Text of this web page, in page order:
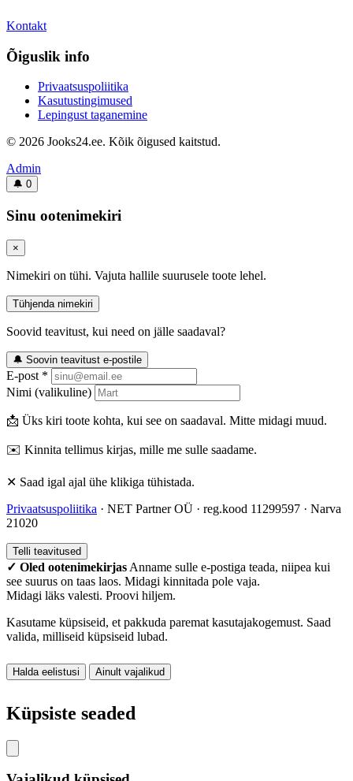
Kontakt
Õiguslik info
Privaatsuspoliitika
Kasutustingimused
Lepingust taganemine
© 2026 Jooks24.ee. Kõik õigused kaitstud.
Admin
🔔 0
Sinu ootenimekiri
×
Nimekiri on tühi. Vajuta hallile suurusele toote lehel.
Tühjenda nimekiri
Soovid teavitust, kui need on jälle saadaval?
🔔 Soovin teavitust e-postile
E-post *
Nimi (valikuline)
📩 Üks kiri toote kohta, kui see on saadaval. Mitte midagi muud.
✉️ Kinnita tellimus kirjas, mille me sulle saadame.
✕ Saad igal ajal ühe klikiga tühistada.
Privaatsuspoliitika · NET Partner OÜ · reg.kood 11299597 · Narva
21020
Telli teavitused
✓ Oled ootenimekirjas Anname sulle e-postiga teada, niipea kui
see suurus on taas laos. Midagi kinnitada pole vaja.
Midagi läks valesti. Proovi hiljem.
Kasutame küpsiseid, et pakkuda paremat kasutajakogemust. Saad
valida, milliseid küpsiseid lubad.
Halda eelistusi Ainult vajalikud
Küpsiste seaded